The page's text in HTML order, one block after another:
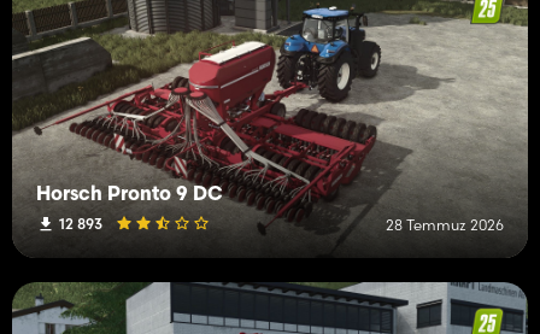
Horsch Pronto 9 DC
12 893 28 Temmuz 2026